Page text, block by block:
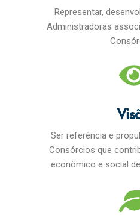
Representar,
Administradoras
Ser referência e
Consórcios que
econômico e social